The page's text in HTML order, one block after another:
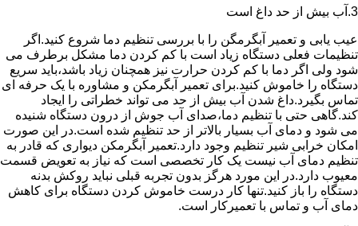
3.آب بیش از حد داغ است
عیب یابی و تعمیر آبگرمگن را با بررسی تنظیم دما شروع کنید.اگر
تنظیمات فعلی دستگاه زیاد است با کم کردن دما مشکل برطرف می
شود ولی اگر دما با کم کردن حرارت نیز همچنان زیاد باشد،باید سریع
دستگاه را خاموش کنید.برای تعمیر آبگرمکن و مشاوره با یک حرفه ای
تماس بگیرد.داغ شدن آب بیش از حد می تواند خطراتی را ایجاد
کند.گاهی حتی با تنظیم دما،صدای آب جوش از درون دستگاه شنیده
می شود و دمای آب بسیار بالاتر از حد تنظیم شده است.در این صورت
امکان خرابی شیر تنظیم وجود دارد.تعمیر آبگرمکن دیواری که قادر به
تنظیم دمای آب نیست یک کار تخصصی است که نیاز به تعویض قسمت
معیوب دارد.در این مورد هرگز بدون تجربه قبلی نباید روکش بدنه
دستگاه را باز کنید.تنها کار درست خاموش کردن دستگاه برای کاهش
دمای آب و تماس با تعمیرکار است.